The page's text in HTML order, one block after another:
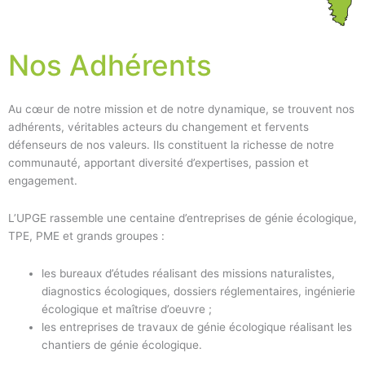
Nos Adhérents
Au cœur de notre mission et de notre dynamique, se trouvent nos
adhérents, véritables acteurs du changement et fervents
défenseurs de nos valeurs. Ils constituent la richesse de notre
communauté, apportant diversité d’expertises, passion et
engagement.
L’UPGE rassemble une centaine d’entreprises de génie écologique,
TPE, PME et grands groupes :
les bureaux d’études réalisant des missions naturalistes,
diagnostics écologiques, dossiers réglementaires, ingénierie
écologique et maîtrise d’oeuvre ;
les entreprises de travaux de génie écologique réalisant les
chantiers de génie écologique.